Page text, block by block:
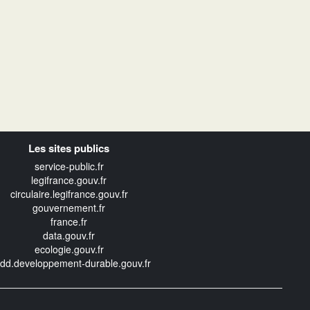
Les sites publics
service-public.fr
legifrance.gouv.fr
circulaire.legifrance.gouv.fr
gouvernement.fr
france.fr
data.gouv.fr
ecologie.gouv.fr
durable.gouv.fr